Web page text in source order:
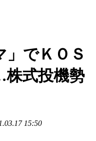
」でＫＯＳ
株式投機勢
15:50